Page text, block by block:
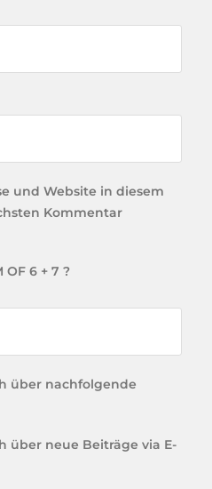
und Website in diesem
Kommentar
OF 6 + 7 ?
über nachfolgende
über neue Beiträge via E-